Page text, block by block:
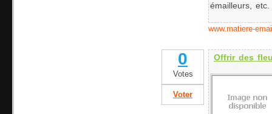
émailleurs, etc.
www.matiere-
0
Votes
Voter
Offrir des